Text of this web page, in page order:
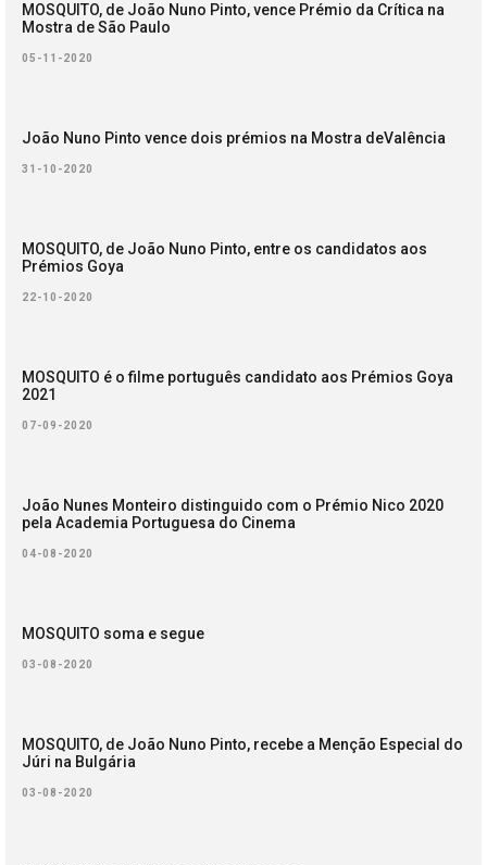
MOSQUITO, de João Nuno Pinto, vence Prémio da Crítica na
Mostra de São Paulo
05-11-2020
João Nuno Pinto vence dois prémios na Mostra deValência
31-10-2020
MOSQUITO, de João Nuno Pinto, entre os candidatos aos
Prémios Goya
22-10-2020
MOSQUITO é o filme português candidato aos Prémios Goya
2021
07-09-2020
João Nunes Monteiro distinguido com o Prémio Nico 2020
pela Academia Portuguesa do Cinema
04-08-2020
MOSQUITO soma e segue
03-08-2020
MOSQUITO, de João Nuno Pinto, recebe a Menção Especial do
Júri na Bulgária
03-08-2020